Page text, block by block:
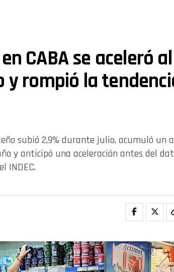
CABA se aceleró al
y rompió la
subió 2,9% durante julio, acumuló un
y anticipó una aceleración antes del
INDEC.